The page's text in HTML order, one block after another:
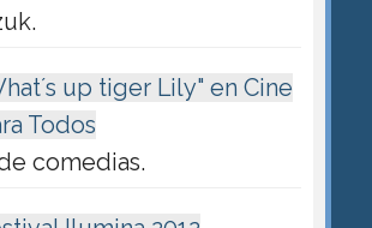
up tiger Lily" en Cine
Todos
comedias.